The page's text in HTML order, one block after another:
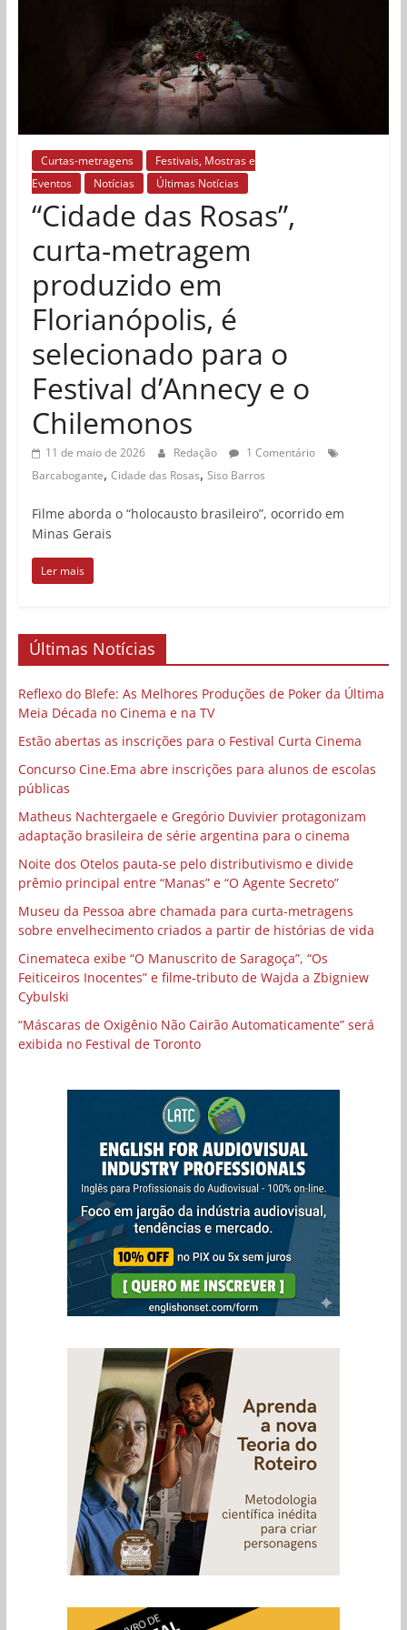
Curtas-metragens
Festivais, Mostras e
Eventos
Notícias Últimas Notícias
“Cidade das Rosas”,
curta-metragem
produzido em
Florianópolis, é
selecionado para o
Festival d’Annecy e o
Chilemonos
11 de maio de 2026 Redação
1 Comentário
Barcabogante, Cidade das Rosas, Siso Barros
Filme aborda o “holocausto brasileiro”, ocorrido em
Minas Gerais
Ler mais
Últimas Notícias
Reflexo do Blefe: As Melhores Produções de Poker da Última
Meia Década no Cinema e na TV
Estão abertas as inscrições para o Festival Curta Cinema
Concurso Cine.Ema abre inscrições para alunos de escolas
públicas
Matheus Nachtergaele e Gregório Duvivier protagonizam
adaptação brasileira de série argentina para o cinema
Noite dos Otelos pauta-se pelo distributivismo e divide
prêmio principal entre “Manas” e “O Agente Secreto”
Museu da Pessoa abre chamada para curta-metragens
sobre envelhecimento criados a partir de histórias de vida
Cinemateca exibe “O Manuscrito de Saragoça”, “Os
Feiticeiros Inocentes” e filme-tributo de Wajda a Zbigniew
Cybulski
“Máscaras de Oxigênio Não Cairão Automaticamente” será
exibida no Festival de Toronto